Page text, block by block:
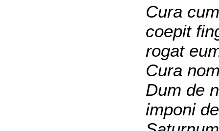
Cura
coepit
rogat
Cura
Dum de
imponi